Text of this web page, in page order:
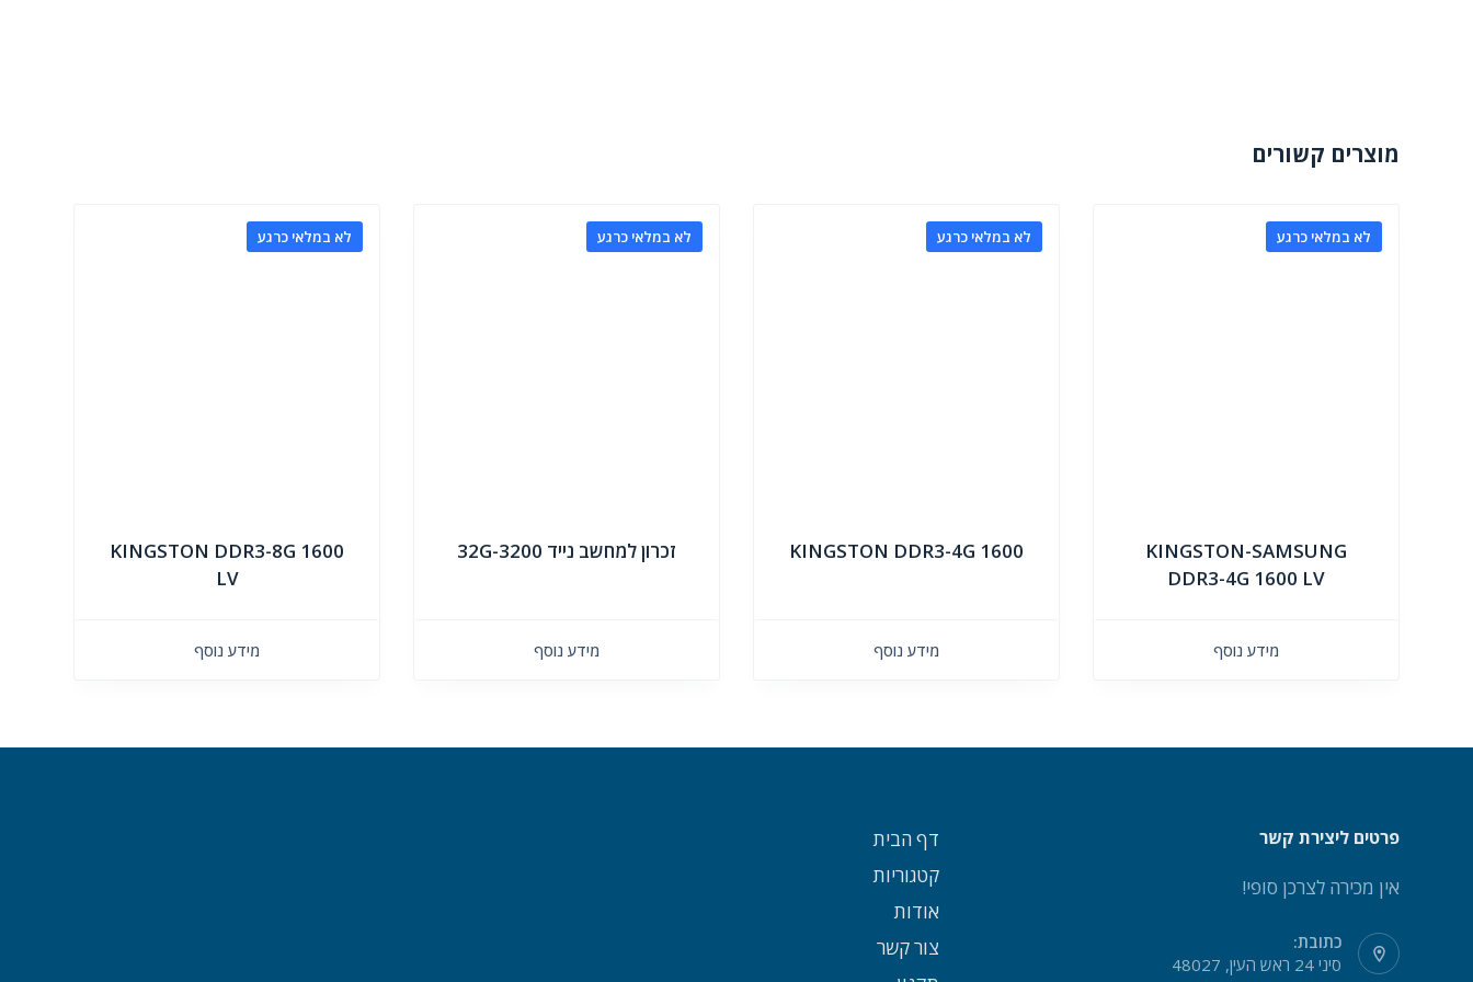
מוצרים קשורים
לא במלאי כרגע
KINGSTON-SAMSUNG
DDR3-4G 1600 LV
מידע נוסף
לא במלאי כרגע
KINGSTON DDR3-4G 1600
מידע נוסף
לא במלאי כרגע
זכרון למחשב נייד 32G-3200
מידע נוסף
לא במלאי כרגע
KINGSTON DDR3-8G 1600
LV
מידע נוסף
פרטים ליצירת קשר
אין מכירה לצרכן סופי!
כתובת:
סיני 24 ראש העין, 48027
דף הבית
קטגוריות
אודות
צור קשר